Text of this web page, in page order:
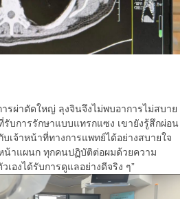
ผ่าตัดใหญ่ ลุงจินจึงไม่พบอาการไม่สบาย
บการรักษาแบบแทรกแซง เขายังรู้สึกผ่อน
เจ้าหน้าที่ทางการแพทย์ได้อย่างสบายใจ
น้าแผนก ทุกคนปฏิบัติต่อผมด้วยความ
เองได้รับการดูแลอย่างดีจริง ๆ”